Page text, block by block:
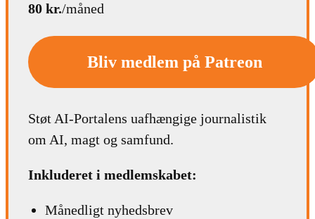
80 kr./måned
Bliv medlem på Patreon
Støt AI-Portalens uafhængige journalistik
om AI, magt og samfund.
Inkluderet i medlemskabet:
Månedligt nyhedsbrev